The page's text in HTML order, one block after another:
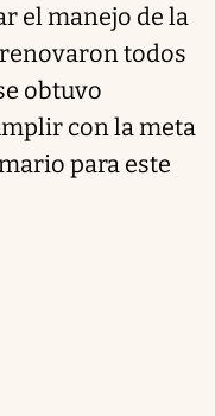
el manejo de la
renovaron todos
obtuvo
con la meta
para este